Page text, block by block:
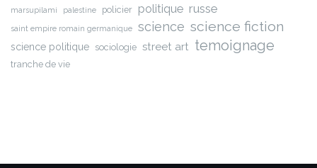
marsupilami palestine policier politique russe
saint empire romain germanique science science fiction
science politique sociologie street art temoignage
tranche de vie